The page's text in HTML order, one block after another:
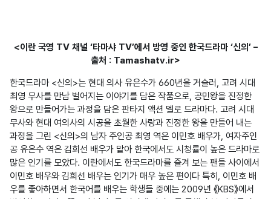
<이란 국영 TV 채널 ‘타마샤 TV’에서 방영 중인 한국드라마 ‘신의’ –
출처 : Tamashatv.ir>
한국드라마 <신의>는 현대 의사 유은수가 660년을 거슬러, 고려 시대
최영 무사를 만남 벌어지는 이야기를 담은 작품으로, 공민왕을 진정한
왕으로 만들어가는 과정을 담은 판타지 액션 멜로 드라마다. 고려 시대
무사와 현대 여의사의 시공을 초월한 사랑과 진정한 왕을 만들어 내는
과정을 그린 <신의>의 남자 주인공 최영 역은 이민호 배우가, 여자주인
공 유은수 역은 김희선 배우가 맡아 한국에서도 시청률이 높은 드라마로
많은 인기를 모았다. 이란에서도 한국드라마를 즐겨 보는 팬들 사이에서
이민호 배우와 김희선 배우는 인기가 매우 높은 편이다 특히, 이민호 배
우를 좋아하면서 한국어를 배우는 학생들 중에는 2009년 《KBS》에서